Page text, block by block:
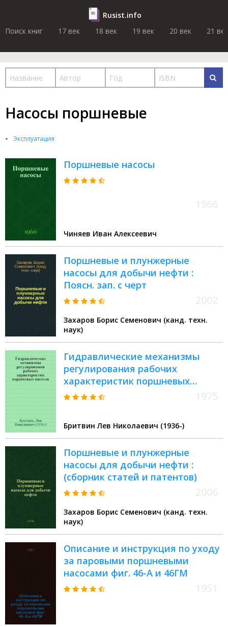
Rusist.info
Поиск книг
17 век 18 век 19 век 20 век 21 век
Насосы поршневые
Эксплуатация
Поршневые насосы
Чиняев Иван Алексеевич
Поршневые и плунжерные
насосы для добычи нефти :
Поясн. зап. с черт
Захаров Борис Семенович (канд. техн.
наук)
Гидравлические механизмы
регулирования рабочих
характеристик поршневых
насосов
Бритвин Лев Николаевич (1936-)
Поршневые и плунжерные
насосы для добычи нефти :
(сборник статей и патентов)
Захаров Борис Семенович (канд. техн.
наук)
Описание и инструкция по уходу
за паровыми поршневыми
насосами фиг. 46-А и 46ГМ